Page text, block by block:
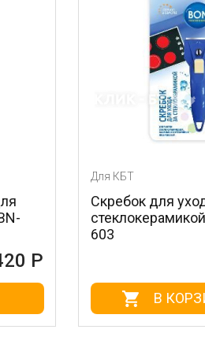
Скребок для ухода за
стеклокерамикой BON BN-
В КОРЗИНУ